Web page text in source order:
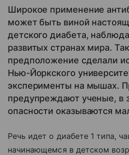
Широкое применение
может быть виной
детского диабета,
развитых странах мира.
предположение сделали
Нью-Йоркского
эксперименты на мышах.
предупреждают ученые, в
опасности оказываются
Речь идет о диабете 1 типа,
начинающемся в детском